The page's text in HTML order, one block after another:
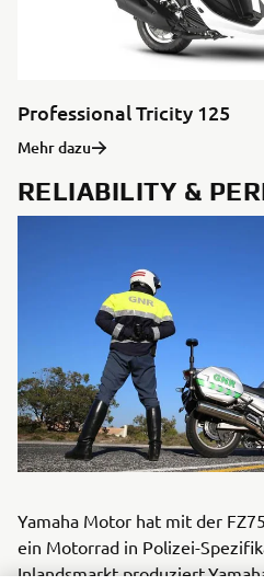
Professional Tricity 125
Mehr dazu
RELIABILITY &
Yamaha Motor hat mit der
ein Motorrad in Polizei-
Inlandsmarkt